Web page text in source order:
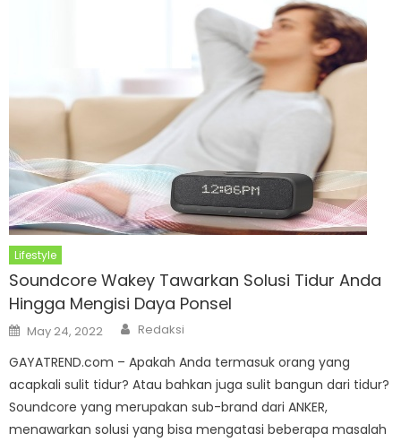
Lifestyle
Soundcore Wakey Tawarkan Solusi Tidur Anda
Hingga Mengisi Daya Ponsel
Posted
on
May 24, 2022 Author
Redaksi
GAYATREND.com – Apakah Anda termasuk orang yang
acapkali sulit tidur? Atau bahkan juga sulit bangun dari tidur?
Soundcore yang merupakan sub-brand dari ANKER,
menawarkan solusi yang bisa mengatasi beberapa masalah